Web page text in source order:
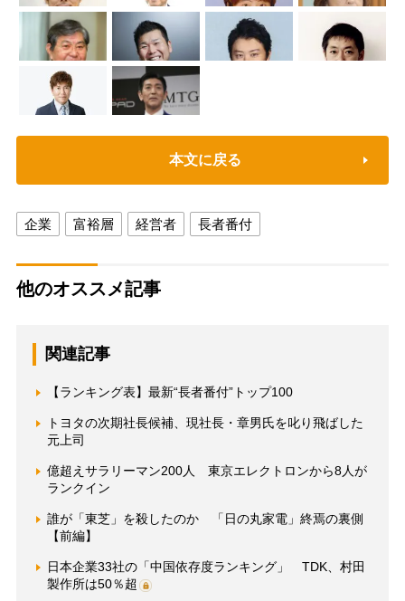
本文に戻る
企業 富裕層 経営者 長者番付
他のオススメ記事
関連記事
【ランキング表】最新“長者番付”トップ100
トヨタの次期社長候補、現社長・章男氏を叱り飛ばした
元上司
億超えサラリーマン200人 東京エレクトロンから8人が
ランクイン
誰が「東芝」を殺したのか 「日の丸家電」終焉の裏側
【前編】
日本企業33社の「中国依存度ランキング」 TDK、村田
製作所は50％超